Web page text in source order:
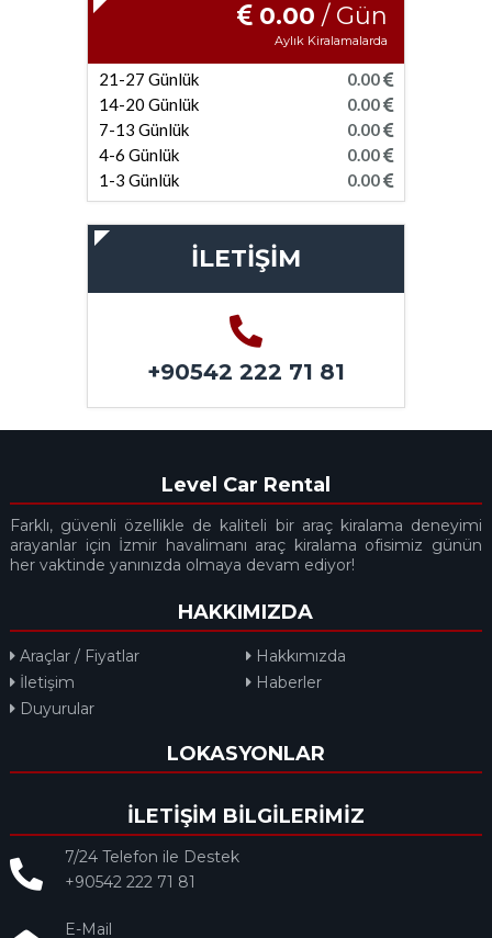
0.00 / Gün
Aylık Kiralamalarda
21-27 Günlük
14-20 Günlük
7-13 Günlük
4-6 Günlük
1-3 Günlük
0.00
0.00
0.00
0.00
0.00
İLETİŞİM
+90542 222 71 81
Level Car Rental
Farklı, güvenli özellikle de kaliteli bir araç kiralama deneyimi
arayanlar için İzmir havalimanı araç kiralama ofisimiz günün
her vaktinde yanınızda olmaya devam ediyor!
HAKKIMIZDA
Araçlar / Fiyatlar
Hakkımızda
İletişim
Haberler
Duyurular
LOKASYONLAR
İLETİŞİM BİLGİLERİMİZ
7/24 Telefon ile Destek
+90542 222 71 81
E-Mail